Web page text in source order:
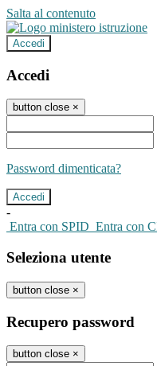
Salta al contenuto
Accedi
Accedi
button close ×
Password dimenticata?
-
Entra con SPID Entra con
Seleziona utente
button close ×
Recupero password
button close ×